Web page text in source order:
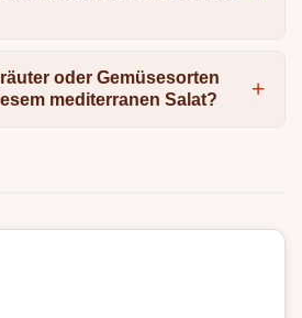
oder Gemüsesorten
mediterranen Salat?